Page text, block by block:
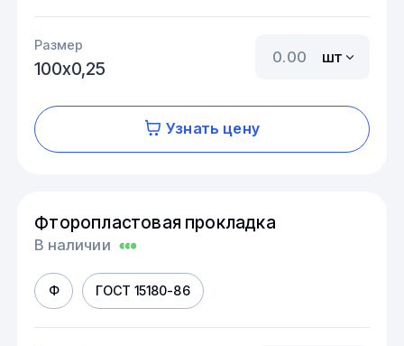
Размер
100х0,25
шт
Узнать цену
Фторопластовая прокладка
В наличии
Ф ГОСТ 15180-86